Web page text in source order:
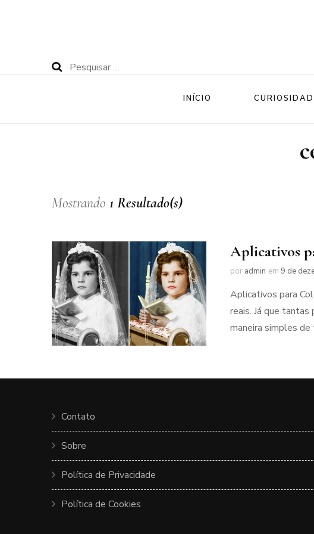
Pesquisar
O
INÍCIO
Mostrando 1 Resultado(s)
Aplicativos
por admin em 9 de
Aplicativos para
reais. Já que
maneira simples
Contato
Sobre
Política de Privacidade
Política de Cookies